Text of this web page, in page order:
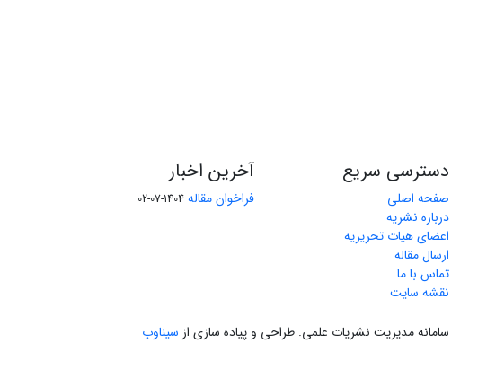
دسترسی سریع
صفحه اصلی
درباره نشریه
اعضای هیات تحریریه
ارسال مقاله
تماس با ما
نقشه سایت
آخرین اخبار
فراخوان مقاله 1404-07-02
سامانه مدیریت نشریات علمی. طراحی و پیاده سازی از سیناوب